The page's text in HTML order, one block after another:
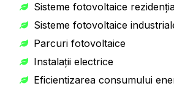
Sisteme fotovoltaice
Sisteme fotovoltaice
Parcuri fotovoltaice
Instalații electrice
Eficientizarea consumului